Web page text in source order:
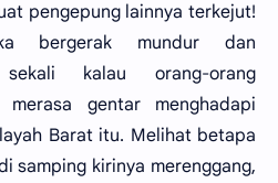
pengepung lainnya terkejut!
bergerak mundur dan
kalau orang-orang
gentar menghadapi
Barat itu. Melihat betapa
samping kirinya merenggang,